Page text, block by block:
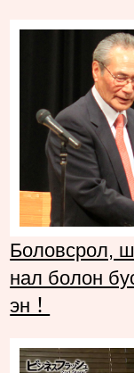
Боловсрол,
нал болон
эн！